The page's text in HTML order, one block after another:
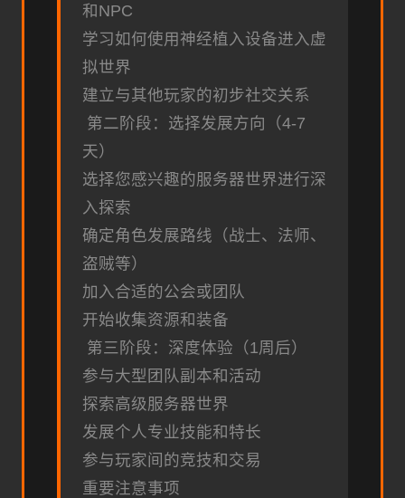
和NPC
学习如何使用神经植入设备进入虚
拟世界
建立与其他玩家的初步社交关系
第二阶段：选择发展方向（4-7
天）
选择您感兴趣的服务器世界进行深
入探索
确定角色发展路线（战士、法师、
盗贼等）
加入合适的公会或团队
开始收集资源和装备
第三阶段：深度体验（1周后）
参与大型团队副本和活动
探索高级服务器世界
发展个人专业技能和特长
参与玩家间的竞技和交易
重要注意事项